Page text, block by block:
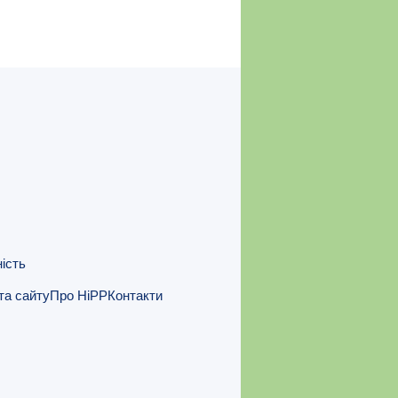
сайтуПро HiPPКонтакти